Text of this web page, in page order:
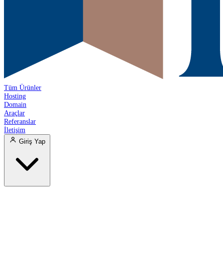
Tüm Ürünler
Hosting
Domain
Araçlar
Referanslar
İletişim
Giriş Yap